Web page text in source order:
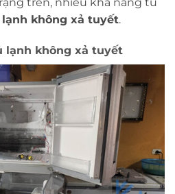
không xả tuyết.
lạnh không xả tuyết